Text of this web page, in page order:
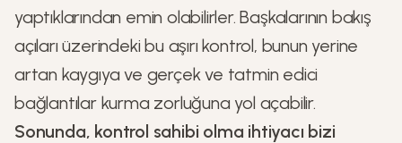
yaptıklarından emin olabilirler. Başkalarının bakış
açıları üzerindeki bu aşırı kontrol, bunun yerine
artan kaygıya ve gerçek ve tatmin edici
bağlantılar kurma zorluğuna yol açabilir.
Sonunda, kontrol sahibi olma ihtiyacı bizi